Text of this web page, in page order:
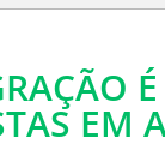
EM